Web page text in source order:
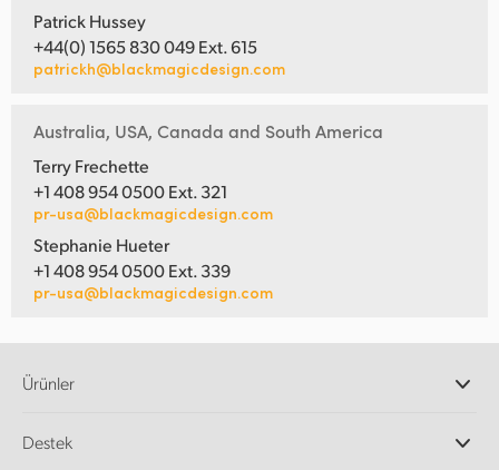
Patrick Hussey
+44(0) 1565 830 049 Ext. 615
patrickh@blackmagicdesign.com
Australia, USA, Canada and South America
Terry Frechette
+1 408 954 0500 Ext. 321
pr-usa@blackmagicdesign.com
Stephanie Hueter
+1 408 954 0500 Ext. 339
pr-usa@blackmagicdesign.com
Ürünler
DaVinci Resolve ve Fusion Yazılımı
Destek